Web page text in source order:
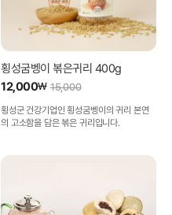
횡성굼벵이 볶은귀리 400g
12,000₩ 15,000
횡성군 건강기업인 횡성굼벵이의 귀리 본연
의 고소함을 담은 볶은 귀리입니다.